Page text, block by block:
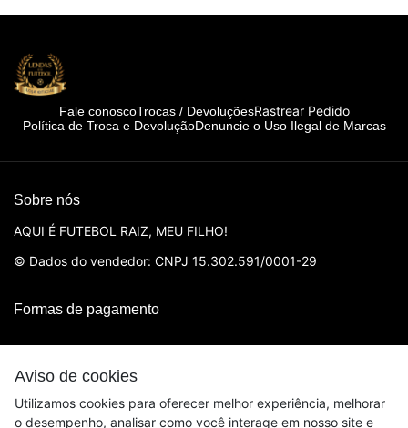
Aviso de cookies
Utilizamos cookies para oferecer melhor experiência, melhorar
o desempenho, analisar como você interage em nosso site e
Fale conoscoTrocas / DevoluçõesRastrear Pedido
Política de Troca e DevoluçãoDenuncie o Uso Ilegal de Marcas
Sobre nós
AQUI É FUTEBOL RAIZ, MEU FILHO!
© Dados do vendedor: CNPJ 15.302.591/0001-29
Formas de pagamento